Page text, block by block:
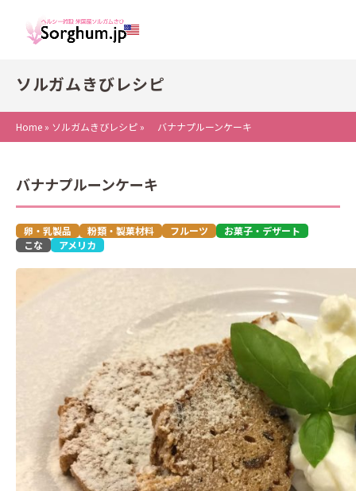
ソルガムきびレシピ
Home » ソルガムきびレシピ » バナナプルーンケーキ
バナナプルーンケーキ
卵・乳製品 粉類・製菓材料 フルーツ
お菓子・デザート
こな
アメリカ